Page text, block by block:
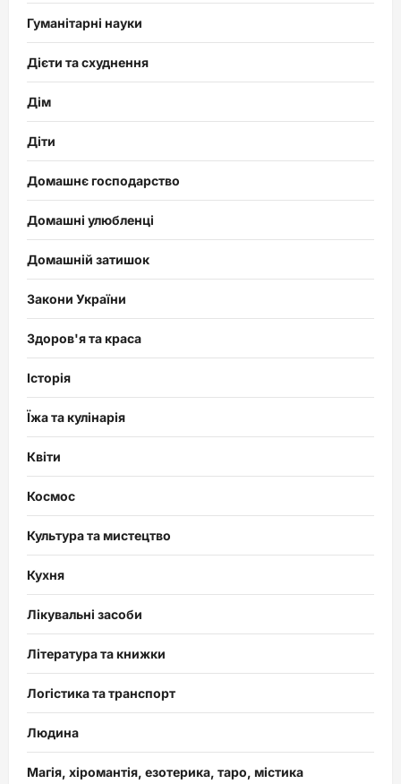
Гуманітарні науки
Дієти та схуднення
Дім
Діти
Домашнє господарство
Домашні улюбленці
Домашній затишок
Закони України
Здоров'я та краса
Історія
Їжа та кулінарія
Квіти
Космос
Культура та мистецтво
Кухня
Лікувальні засоби
Література та книжки
Логістика та транспорт
Людина
Магія, хіромантія, езотерика, таро, містика